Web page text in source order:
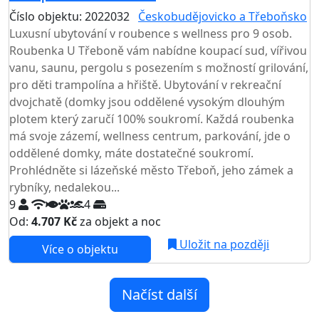
Číslo objektu: 2022032 Českobudějovicko a Třeboňsko
Luxusní ubytování v roubence s wellness pro 9 osob.
Roubenka U Třeboně vám nabídne koupací sud, vířivou
vanu, saunu, pergolu s posezením s možností grilování,
pro děti trampolína a hřiště. Ubytování v rekreační
dvojchatě (domky jsou oddělené vysokým dlouhým
plotem který zaručí 100% soukromí. Každá roubenka
má svoje zázemí, wellness centrum, parkování, jde o
oddělené domky, máte dostatečné soukromí.
Prohlédněte si lázeňské město Třeboň, jeho zámek a
rybníky, nedalekou...
9
4
Od: 4.707 Kčza objekt a noc
Více o objektu
Uložit na později
Načíst další